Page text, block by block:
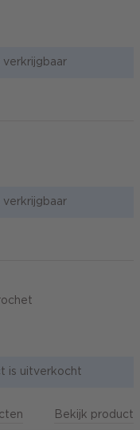
verkrijgbaar
verkrijgbaar
is uitverkocht
Bekijk product